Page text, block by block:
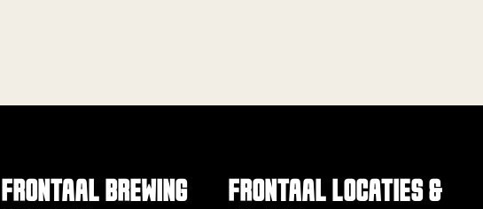
FRONTAAL BREWING
FRONTAAL LOCATIES &